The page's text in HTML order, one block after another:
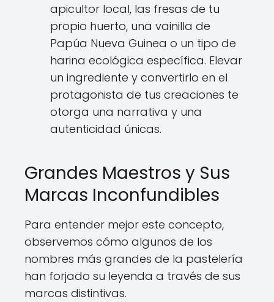
apicultor local, las fresas de tu
propio huerto, una vainilla de
Papúa Nueva Guinea o un tipo de
harina ecológica específica. Elevar
un ingrediente y convertirlo en el
protagonista de tus creaciones te
otorga una narrativa y una
autenticidad únicas.
Grandes Maestros y Sus
Marcas Inconfundibles
Para entender mejor este concepto,
observemos cómo algunos de los
nombres más grandes de la pastelería
han forjado su leyenda a través de sus
marcas distintivas.